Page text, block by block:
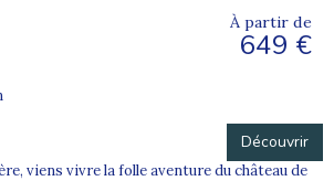
À partir de
649 €
Découvrir
viens vivre la folle aventure du château de